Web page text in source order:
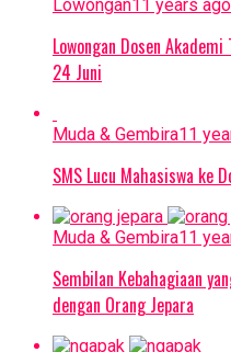
Lowongan11 years ago
Lowongan Dosen
24 Juni
Muda & Gembira11
SMS Lucu Mahasiswa ke
Muda & Gembira11
Sembilan Kebahagiaan
dengan Orang Jepara